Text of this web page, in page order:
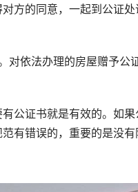
的同意，一起到公证处
法办理的房屋赠予公
证书就是有效的。如果
有错误的，重要的是没有